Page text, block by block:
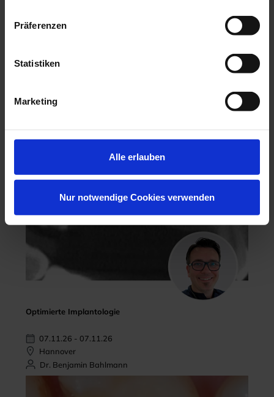
Präferenzen
Statistiken
Marketing
Alle erlauben
Nur notwendige Cookies verwenden
Hochästhetisches, nichtinvasives Veneering
Köln
Optimierte Implantologie
07.11.26 - 07.11.26
Hannover
Dr. Benjamin Bahlmann